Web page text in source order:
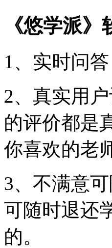
《悠学派》
1、实时问
2、真实用
的评价都是
你喜欢的老
3、不满意
可随时退还
的。